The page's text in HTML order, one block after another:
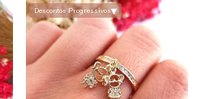
Descontos Progressivos▾